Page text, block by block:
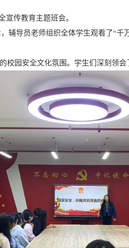
宣传教育主题班会。
辅导员老师组织全体学生观看了“
园安全文化氛围。学生们深刻领